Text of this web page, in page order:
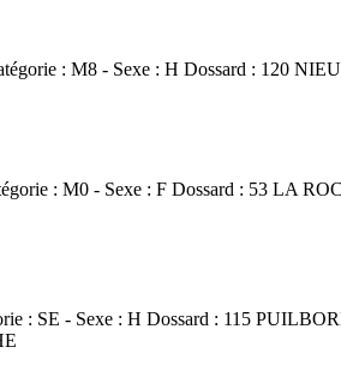
: M8 - Sexe : H Dossard : 120
: M0 - Sexe : F Dossard : 53 LA
: SE - Sexe : H Dossard : 115